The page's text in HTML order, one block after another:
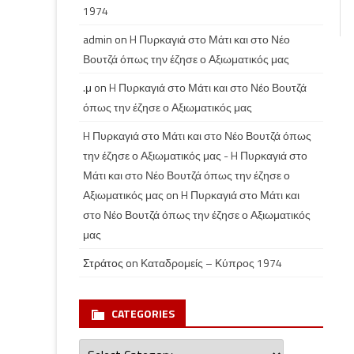
1974
admin onH Πυρκαγιά στο Μάτι και στο Νέο
Βουτζά όπως την έζησε ο Αξιωματικός μας
.μ onH Πυρκαγιά στο Μάτι και στο Νέο Βουτζά
όπως την έζησε ο Αξιωματικός μας
H Πυρκαγιά στο Μάτι και στο Νέο Βουτζά όπως
την έζησε ο Αξιωματικός μας - H Πυρκαγιά στο
Μάτι και στο Νέο Βουτζά όπως την έζησε ο
Αξιωματικός μας onH Πυρκαγιά στο Μάτι και
στο Νέο Βουτζά όπως την έζησε ο Αξιωματικός
μας
Στράτος on Καταδρομείς – Κύπρος 1974
CATEGORIES
Categories